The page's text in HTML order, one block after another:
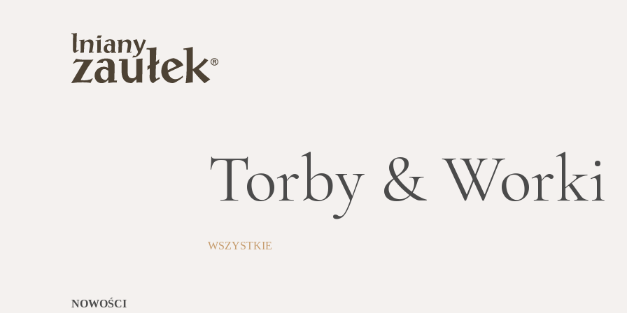
NOWOŚCI
Torby & Worki
WSZYSTKIE